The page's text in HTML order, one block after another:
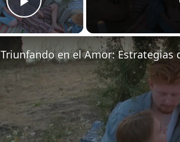
Play Video
Triunfando en el Amor: Estrategias